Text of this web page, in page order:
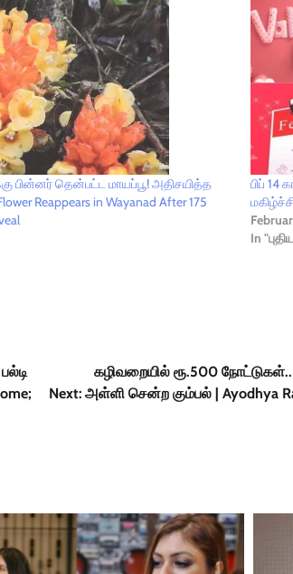
பின்னர் தென்பட்ட மாயப்பூ!‌‌ அதிசயித்த
Reappears in Wayanad After 175
பிப் 14
In
Next:
கழிவறையில் ரூ.500
அள்ளி சென்ற கும்பல் | Ayodhya